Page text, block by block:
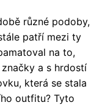
různé podoby,
patří mezi ty
na to,
a s hrdostí
která se stala
outfitu? Tyto